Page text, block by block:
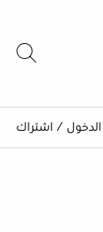
/ اشتراك